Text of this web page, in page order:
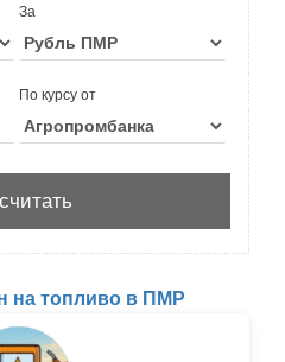
За
По курсу от
на топливо в ПМР